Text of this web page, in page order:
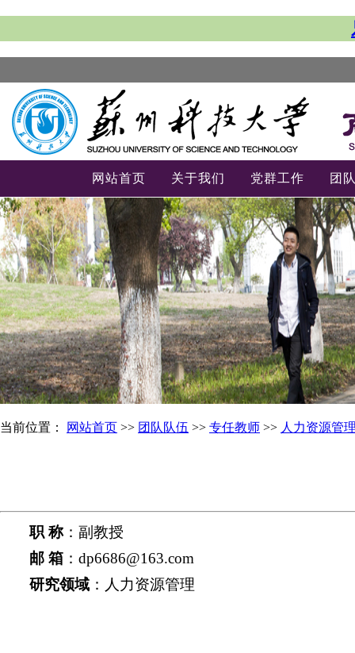
网站首页 关于我们 党群工作 团
-->
当前位置： 网站首页 >> 团队队伍 >> 专任教师 >> 人力资源管
职 称：副教授
邮 箱 ：dp6686@163.com
研究领域 ：人力资源管理